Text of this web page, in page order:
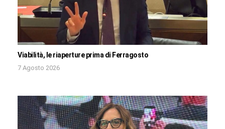
Viabilità, le riaperture prima di Ferragosto
7 Agosto 2026